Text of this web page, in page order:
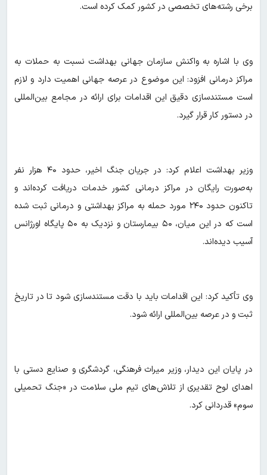
برخی رشته‌های تخصصی در کشور کمک کرده است.
وی با اشاره به واکنش سازمان جهانی بهداشت نسبت به حملات به
مراکز درمانی افزود: این موضوع در عرصه جهانی اهمیت دارد و لازم
است مستندسازی دقیق این اقدامات برای ارائه در مجامع بین‌المللی
در دستور کار قرار گیرد.
وزیر بهداشت اعلام کرد: در جریان جنگ اخیر، حدود ۴۰ هزار نفر
به‌صورت رایگان در مراکز درمانی کشور خدمات دریافت کرده‌اند و
تاکنون حدود ۲۴۰ مورد حمله به مراکز بهداشتی و درمانی ثبت شده
است که در این میان، ۵۰ بیمارستان و نزدیک به ۵۰ پایگاه اورژانس
آسیب دیده‌اند.
وی تأکید کرد: این اقدامات باید با دقت مستندسازی شود تا در تاریخ
ثبت و در عرصه بین‌المللی ارائه شود.
در پایان این دیدار، وزیر میراث فرهنگی، گردشگری و صنایع دستی با
اهدای لوح تقدیری از تلاش‌های تیم ملی سلامت در «جنگ تحمیلی
سوم» قدردانی کرد.